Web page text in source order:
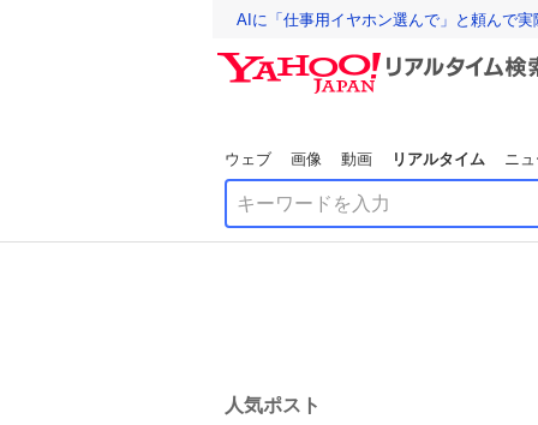
AIに「仕事用イヤホン選んで」と頼んで実
ウェブ 画像 動画 リアルタイム ニ
人気ポスト